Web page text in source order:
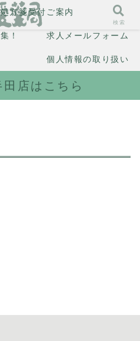
方箋受付ご案内
！ 求人メールフォーム
個人情報の取り扱い
店はこちら
検索